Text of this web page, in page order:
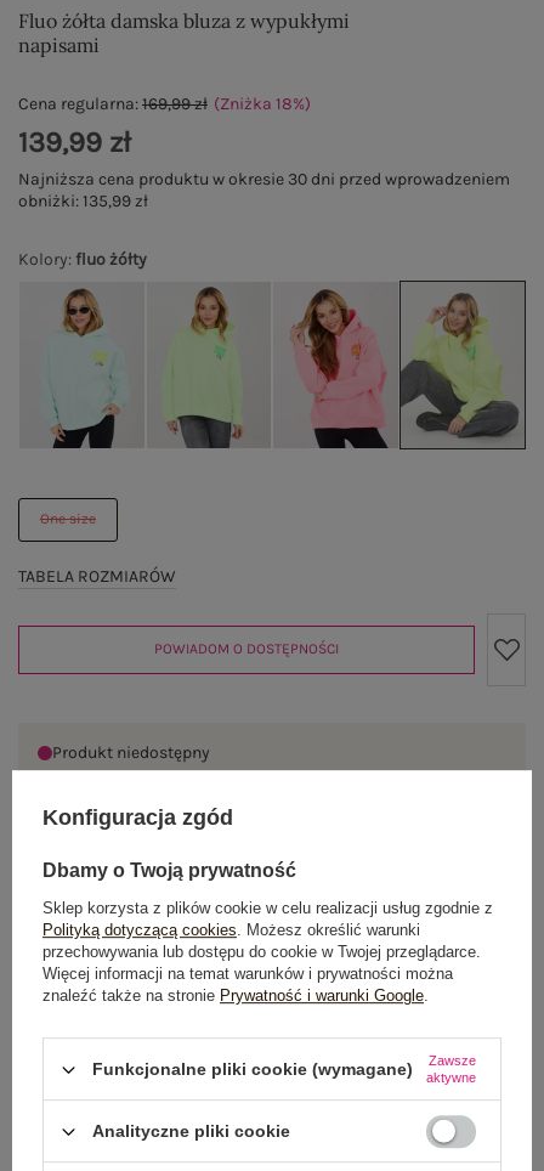
Fluo żółta damska bluza z wypukłymi
napisami
Kolory:fluo żółty
One size
TABELA ROZMIARÓW
Cena regularna:169,99 zł (Zniżka 18%)
139,99 zł
Najniższa cena produktu w okresie 30 dni przed wprowadzeniem
obniżki:135,99 zł
POWIADOM O DOSTĘPNOŚCI
Produkt niedostępny
OPIS PRODUKTU
GŁÓWNE PARAMETRY
OPINIE O PRODUKCIE (0)
Konfiguracja zgód
Dbamy o Twoją prywatność
Sklep korzysta z plików cookie w celu realizacji usług zgodnie z
Polityką dotyczącą cookies. Możesz określić warunki
przechowywania lub dostępu do cookie w Twojej przeglądarce.
Więcej informacji na temat warunków i prywatności można
znaleźć także na stronie Prywatność i warunki Google.
Funkcjonalne pliki cookie (wymagane)
Zawsze
aktywne
Analityczne pliki cookie